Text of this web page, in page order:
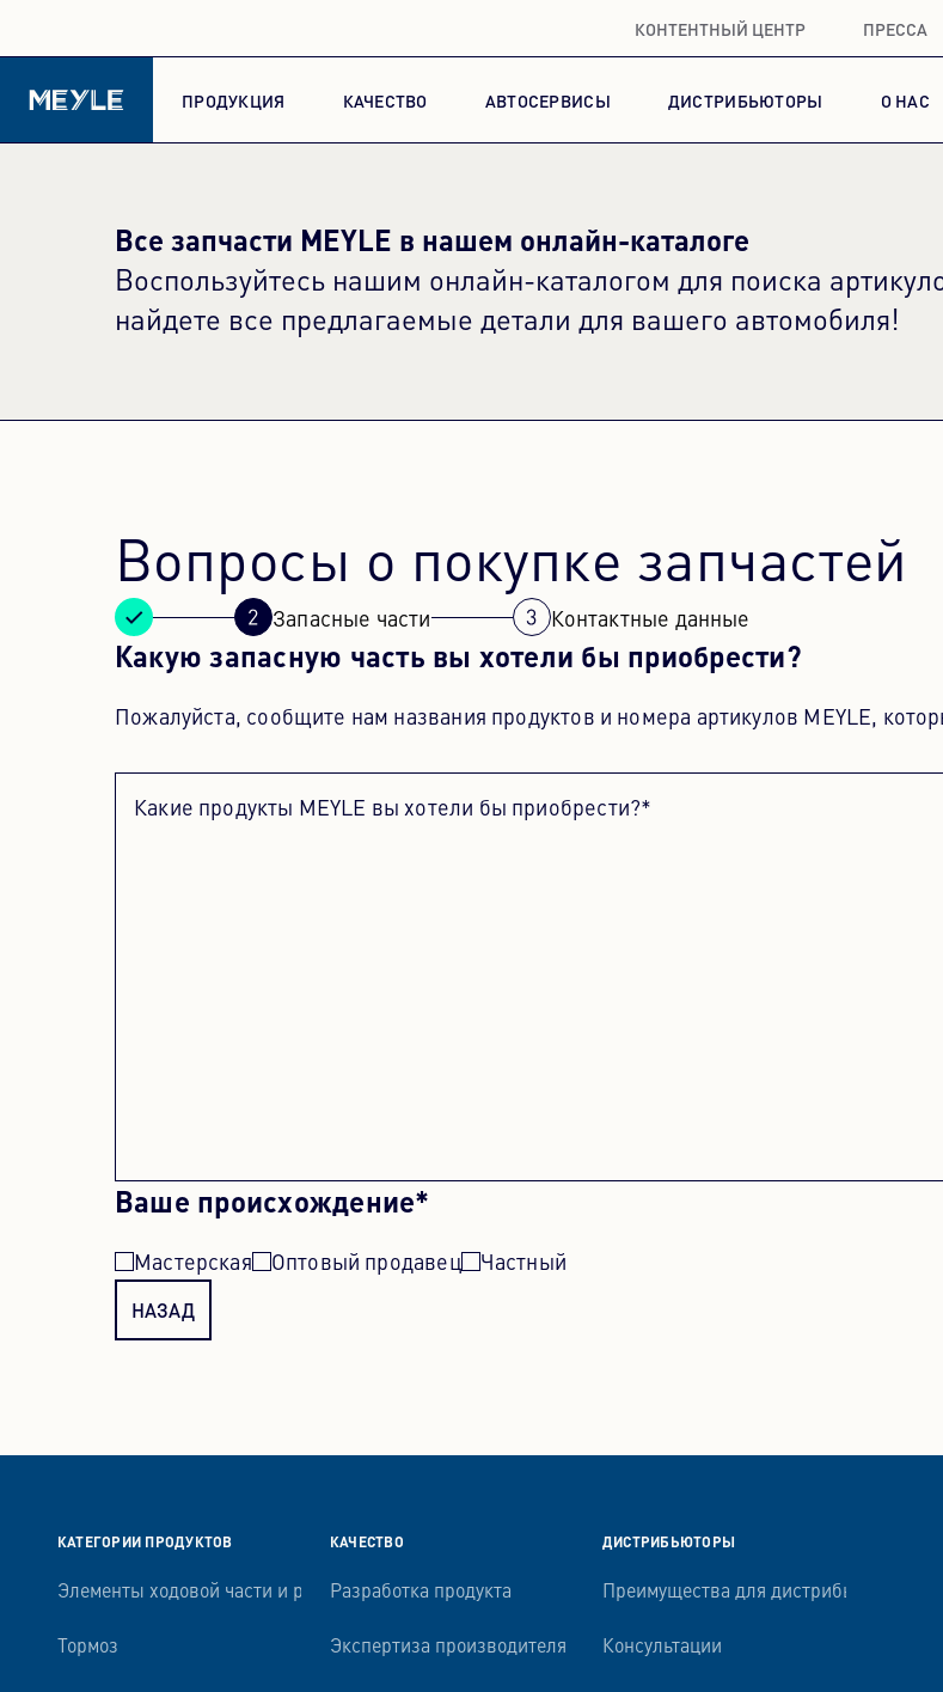
КОНТЕНТНЫЙ ЦЕНТР ПРЕССА
ПРОДУКЦИЯ КАЧЕСТВО АВТОСЕРВИСЫ ДИСТРИБЬЮТОРЫ О НАС
Все запчасти MEYLE в нашем онлайн-каталоге
Воспользуйтесь нашим онлайн-каталогом для поиска
найдете все предлагаемые детали для вашего автомобиля!
Вопросы о покупке запчастей
Запасные части Контактные данные
Какую запасную часть вы хотели бы приобрести?
Пожалуйста, сообщите нам названия продуктов и номера артикулов MEYLE,
Какие продукты MEYLE вы хотели бы приобрести?*
Ваше происхождение*
Мастерская Оптовый продавец Частный
НАЗАД
КАТЕГОРИИ ПРОДУКТОВ
Элементы ходовой части и рулевого управления
Тормоз
КАЧЕСТВО
Разработка продукта
Экспертиза производителя
ДИСТРИБЬЮТОРЫ
Преимущества для дистрибьюторов
Консультации